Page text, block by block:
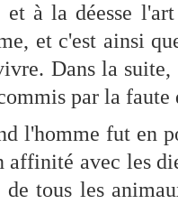
et à la déesse
et c'est ainsi
Dans la
par la faute
l'homme fut en
affinité avec les
de tous les